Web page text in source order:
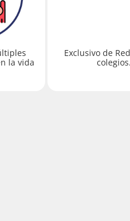
la vida
Exclusivo de
colegios.